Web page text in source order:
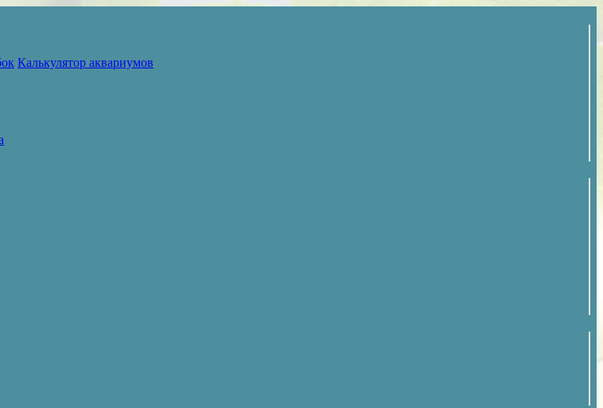
Калькулятор аквариумов